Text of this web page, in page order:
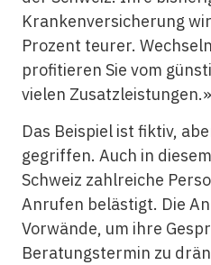
Krankenversicherung
Prozent teurer.
profitieren Sie vom
vielen Zusatzleistungen.»
Das Beispiel ist fiktiv,
gegriffen. Auch in
Schweiz zahlreiche
Anrufen belästigt. Die
Vorwände, um ihre
Beratungstermin zu